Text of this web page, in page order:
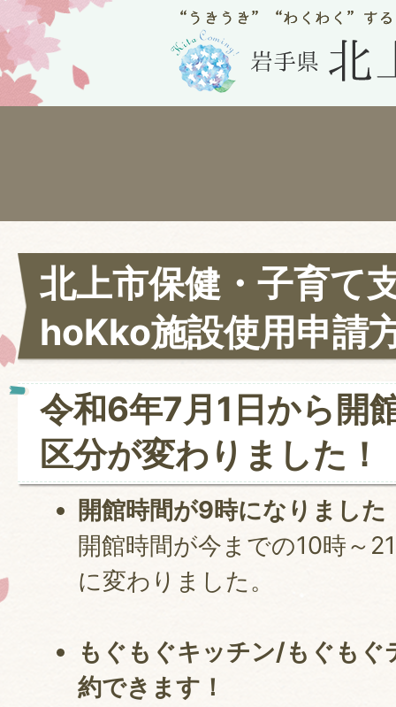
北上市保健・子育て
hoKko施設使用申請
令和6年7月1日から開
区分が変わりました！
開館時間が9時になりました
開館時間が今までの10時～
に変わりました。
もぐもぐキッチン/もぐもぐ
約できます！